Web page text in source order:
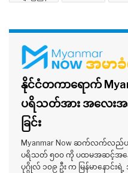
နိုင်ငံတကာရောက်
ပရိသတ်အား အလေး
ခြင်း
Myanmar Now ဆက်လက်လည်
ပရိသတ် ၅၀၀ ကို ပထမအဆင့်အနေ
ပုဂ္ဂိုလ် ၁၀၉ ဦး က မြန်မာနော